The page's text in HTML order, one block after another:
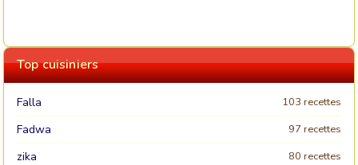
Top cuisiniers
Falla 103 recettes
Fadwa 97 recettes
zika 80 recettes